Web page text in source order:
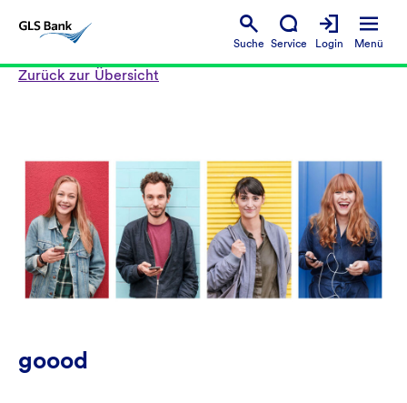
Suche Service Login Menü
Zurück zur Übersicht
goood